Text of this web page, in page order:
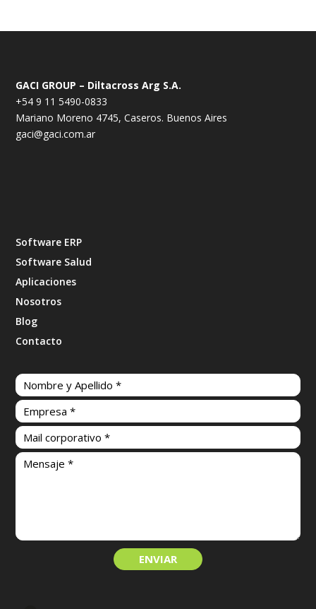
GACI GROUP – Diltacross Arg S.A.
+54 9 11 5490-0833
Mariano Moreno 4745, Caseros. Buenos Aires
gaci@gaci.com.ar
Software ERP
Software Salud
Aplicaciones
Nosotros
Blog
Contacto